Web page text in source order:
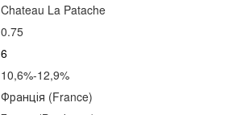
Chateau La Patache
0.75
6
10,6%-12,9%
Франція (France)